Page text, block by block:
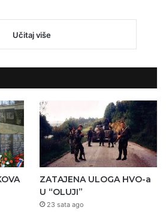
Učitaj više
ZATAJENA ULOGA HVO-a
U “OLUJI”
23 sata ago